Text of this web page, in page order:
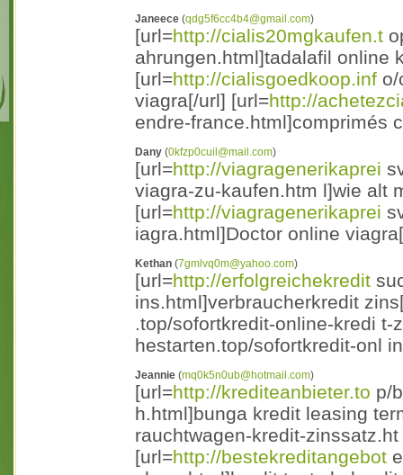
Janeece (qdg5f6cc4b4@gmail.com)
[url=http://cialis20mgkaufen.t
ahrungen.html]tadalafil online
[url=http://cialisgoedkoop.inf
viagra[/url] [url=http://
endre-france.html]comprimés
Dany (0kfzp0cuil@mail.com)
[url=http://viagragenerikaprei
viagra-zu-kaufen.htm l]wie alt
[url=http://viagragenerikaprei
iagra.html]Doctor online
Kethan (7gmlvq0m@yahoo.com)
[url=http://erfolgreichekredit
ins.html]verbraucherkredit
.top/sofortkredit-online-kredi t-
hestarten.top/sofortkredit-onl
Jeannie (mq0k5n0ub@hotmail.com)
[url=http://krediteanbieter.to p/
h.html]bunga kredit leasing
rauchtwagen-kredit-
[url=http://bestekreditangebot